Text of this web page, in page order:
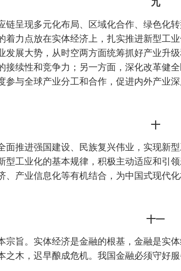
九
链呈现多元化布局、区域化合作、绿色化
着力点放在实体经济上，扎实推进新型工
发展大势，从时空两方面统筹抓好产业升
接续性和竞争力；另一方面，深化改革健
与全球产业分工和合作，促进内外产业
十
面推进强国建设、民族复兴伟业，实现新
型工业化的基本规律，积极主动适应和引
产业信息化等有机结合，为中国式现代化
十一
宗旨。实体经济是金融的根基，金融是实
木，迟早酿成危机。我国金融必须守好